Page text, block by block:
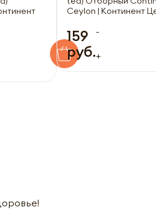
Ceylon | Континент
159
руб.
-
+